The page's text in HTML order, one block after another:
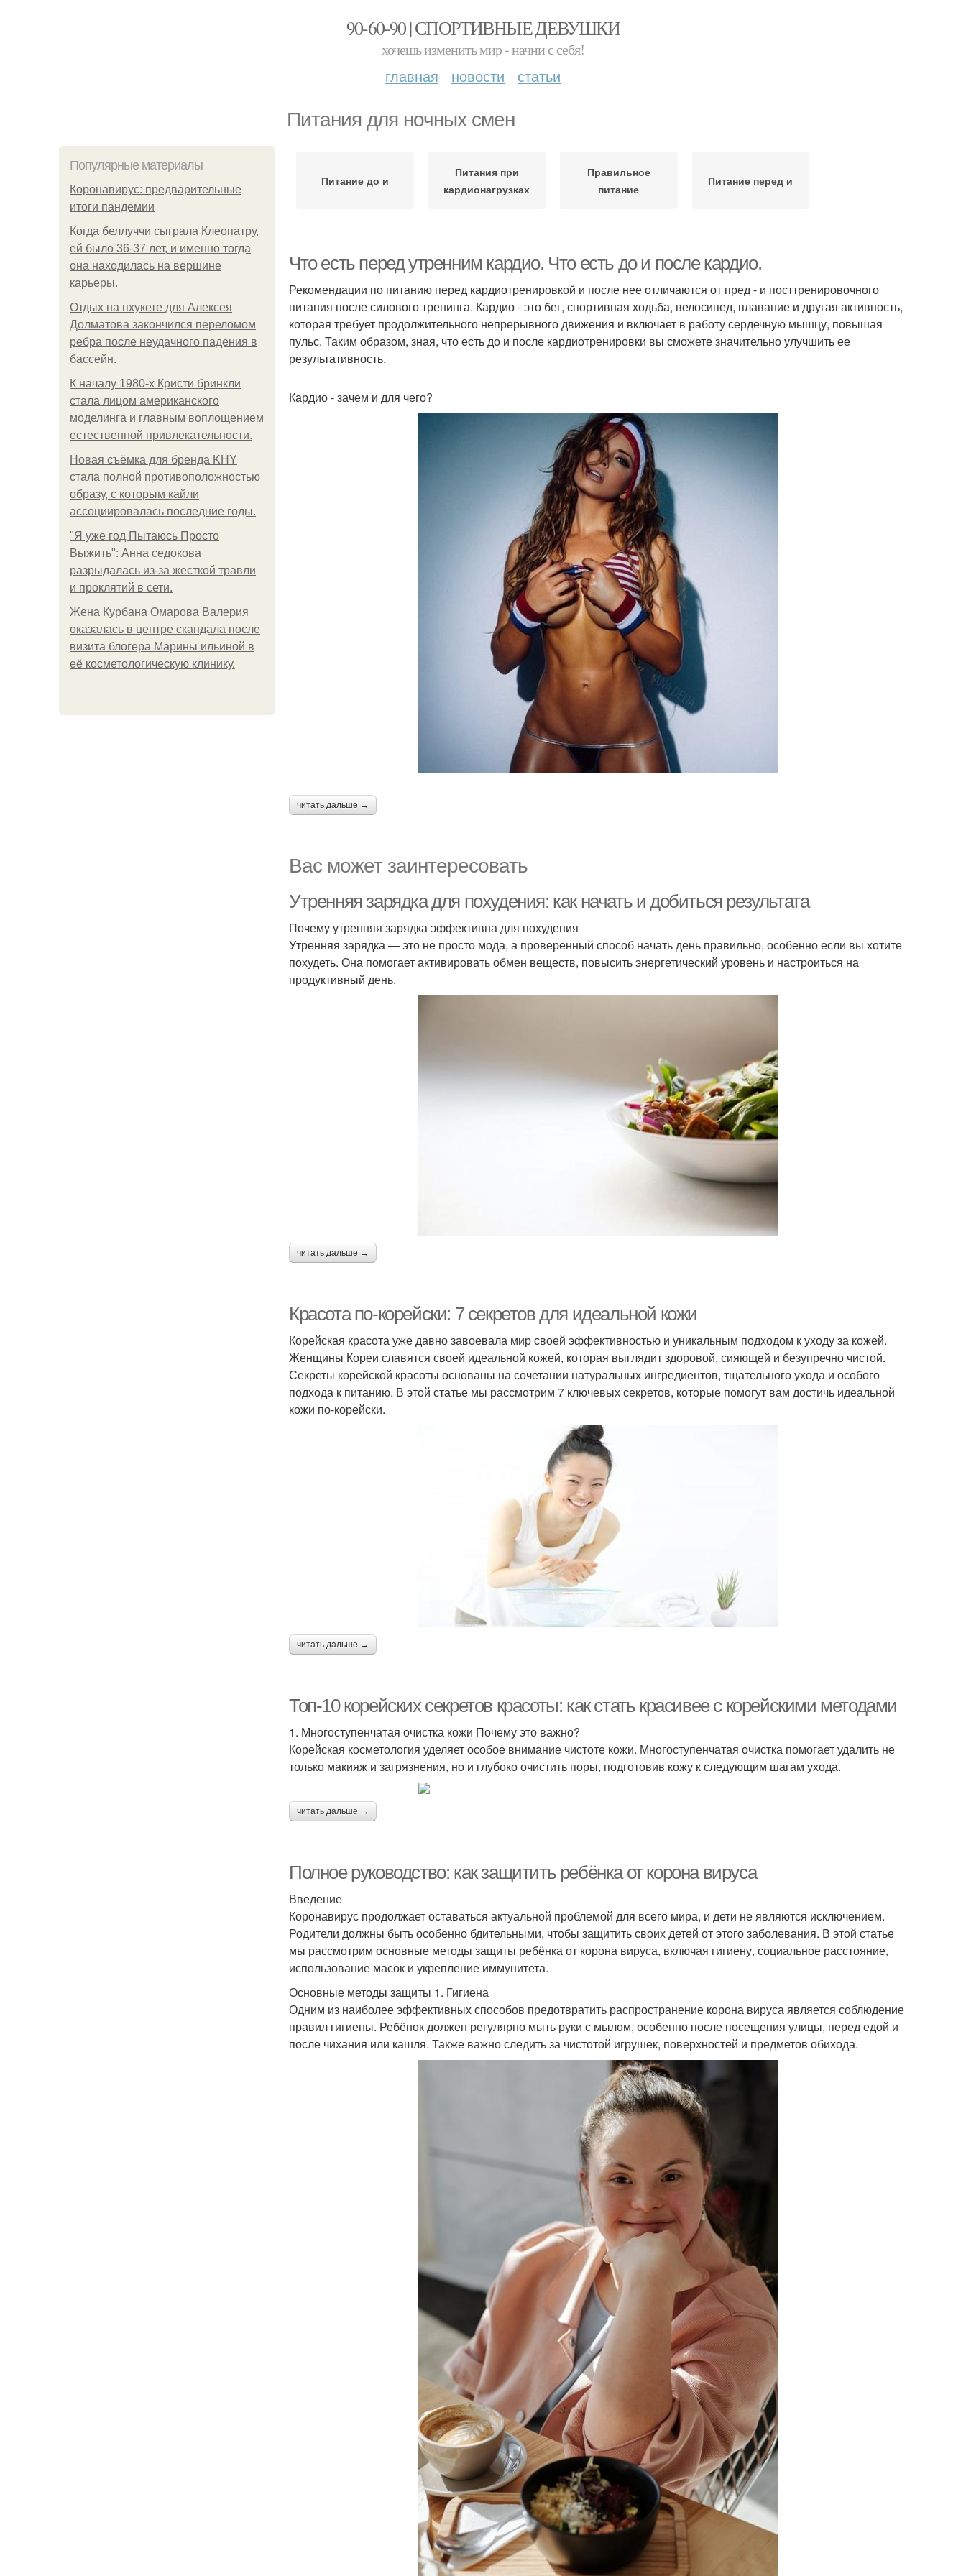
90-60-90 | СПОРТИВНЫЕ ДЕВУШКИ
хочешь изменить мир - начни с себя!
главная новости статьи
Питания для ночных смен
Популярные материалы
Коронавирус: предварительные
итоги пандемии
Когда беллуччи сыграла Клеопатру,
ей было 36-37 лет, и именно тогда
она находилась на вершине
карьеры.
Отдых на пхукете для Алексея
Долматова закончился переломом
ребра после неудачного падения в
бассейн.
К началу 1980-х Кристи бринкли
стала лицом американского
моделинга и главным воплощением
естественной привлекательности.
Новая съёмка для бренда KHY
стала полной противоположностью
образу, с которым кайли
ассоциировалась последние годы.
"Я уже год Пытаюсь Просто
Выжить": Анна седокова
разрыдалась из-за жесткой травли
и проклятий в сети.
Жена Курбана Омарова Валерия
оказалась в центре скандала после
визита блогера Марины ильиной в
её косметологическую клинику.
Питание до и
Питания при
кардионагрузках
Правильное
питание
Питание перед и
Что есть перед утренним кардио. Что есть до и после кардио.
Рекомендации по питанию перед кардиотренировкой и после нее отличаются от пред - и посттренировочного
питания после силового тренинга. Кардио - это бег, спортивная ходьба, велосипед, плавание и другая активность,
которая требует продолжительного непрерывного движения и включает в работу сердечную мышцу, повышая
пульс. Таким образом, зная, что есть до и после кардиотренировки вы сможете значительно улучшить ее
результативность.
Кардио - зачем и для чего?
читать дальше →
Вас может заинтересовать
Утренняя зарядка для похудения: как начать и добиться результата
Почему утренняя зарядка эффективна для похудения
Утренняя зарядка — это не просто мода, а проверенный способ начать день правильно, особенно если вы хотите
похудеть. Она помогает активировать обмен веществ, повысить энергетический уровень и настроиться на
продуктивный день.
читать дальше →
Красота по-корейски: 7 секретов для идеальной кожи
Корейская красота уже давно завоевала мир своей эффективностью и уникальным подходом к уходу за кожей.
Женщины Кореи славятся своей идеальной кожей, которая выглядит здоровой, сияющей и безупречно чистой.
Секреты корейской красоты основаны на сочетании натуральных ингредиентов, тщательного ухода и особого
подхода к питанию. В этой статье мы рассмотрим 7 ключевых секретов, которые помогут вам достичь идеальной
кожи по-корейски.
читать дальше →
Топ-10 корейских секретов красоты: как стать красивее с корейскими методами
1. Многоступенчатая очистка кожи Почему это важно?
Корейская косметология уделяет особое внимание чистоте кожи. Многоступенчатая очистка помогает удалить не
только макияж и загрязнения, но и глубоко очистить поры, подготовив кожу к следующим шагам ухода.
читать дальше →
Полное руководство: как защитить ребёнка от корона вируса
Введение
Коронавирус продолжает оставаться актуальной проблемой для всего мира, и дети не являются исключением.
Родители должны быть особенно бдительными, чтобы защитить своих детей от этого заболевания. В этой статье
мы рассмотрим основные методы защиты ребёнка от корона вируса, включая гигиену, социальное расстояние,
использование масок и укрепление иммунитета.
Основные методы защиты 1. Гигиена
Одним из наиболее эффективных способов предотвратить распространение корона вируса является соблюдение
правил гигиены. Ребёнок должен регулярно мыть руки с мылом, особенно после посещения улицы, перед едой и
после чихания или кашля. Также важно следить за чистотой игрушек, поверхностей и предметов обихода.